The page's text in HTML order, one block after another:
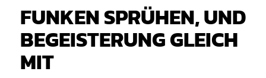
FUNKEN SPRÜHEN, UND
BEGEISTERUNG GLEICH
MIT